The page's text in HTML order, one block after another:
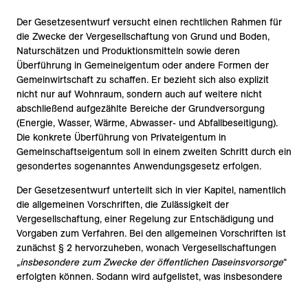
Der Gesetzesentwurf versucht einen rechtlichen Rahmen für
die Zwecke der Vergesellschaftung von Grund und Boden,
Naturschätzen und Produktionsmitteln sowie deren
Überführung in Gemeineigentum oder andere Formen der
Gemeinwirtschaft zu schaffen. Er bezieht sich also explizit
nicht nur auf Wohnraum, sondern auch auf weitere nicht
abschließend aufgezählte Bereiche der Grundversorgung
(Energie, Wasser, Wärme, Abwasser- und Abfallbeseitigung).
Die konkrete Überführung von Privateigentum in
Gemeinschaftseigentum soll in einem zweiten Schritt durch ein
gesondertes sogenanntes Anwendungsgesetz erfolgen.
Der Gesetzesentwurf unterteilt sich in vier Kapitel, namentlich
die allgemeinen Vorschriften, die Zulässigkeit der
Vergesellschaftung, einer Regelung zur Entschädigung und
Vorgaben zum Verfahren. Bei den allgemeinen Vorschriften ist
zunächst § 2 hervorzuheben, wonach Vergesellschaftungen
„insbesondere zum Zwecke der öffentlichen Daseinsvorsorge“
erfolgten können. Sodann wird aufgelistet, was insbesondere